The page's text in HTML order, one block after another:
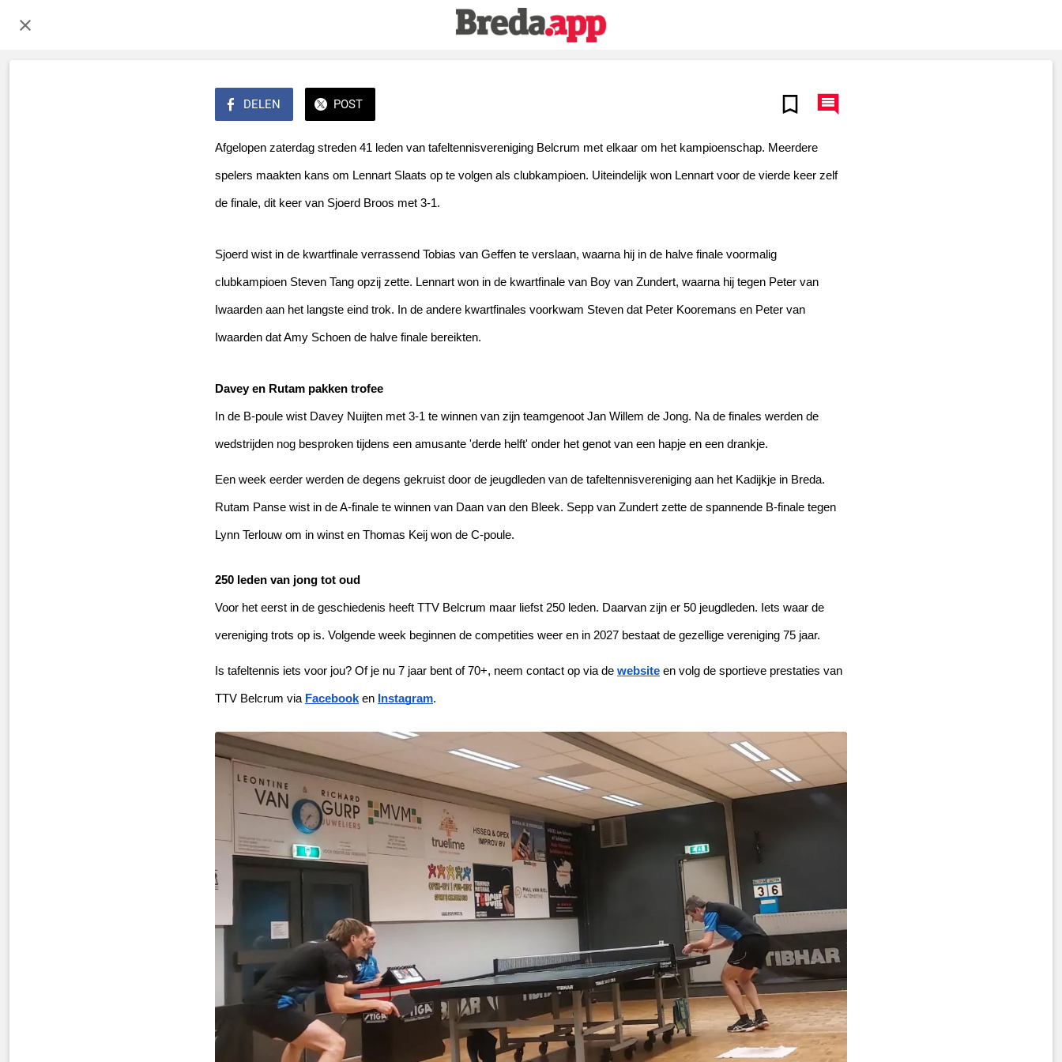
DELEN POST
Afgelopen zaterdag streden 41 leden van tafeltennisvereniging Belcrum met elkaar om het kampioenschap. Meerdere
spelers maakten kans om Lennart Slaats op te volgen als clubkampioen. Uiteindelijk won Lennart voor de vierde keer zelf
de finale, dit keer van Sjoerd Broos met 3-1.
Sjoerd wist in de kwartfinale verrassend Tobias van Geffen te verslaan, waarna hij in de halve finale voormalig
clubkampioen Steven Tang opzij zette. Lennart won in de kwartfinale van Boy van Zundert, waarna hij tegen Peter van
Iwaarden aan het langste eind trok. In de andere kwartfinales voorkwam Steven dat Peter Kooremans en Peter van
Iwaarden dat Amy Schoen de halve finale bereikten.
Davey en Rutam pakken trofee
In de B-poule wist Davey Nuijten met 3-1 te winnen van zijn teamgenoot Jan Willem de Jong. Na de finales werden de
wedstrijden nog besproken tijdens een amusante 'derde helft' onder het genot van een hapje en een drankje.
Een week eerder werden de degens gekruist door de jeugdleden van de tafeltennisvereniging aan het Kadijkje in Breda.
Rutam Panse wist in de A-finale te winnen van Daan van den Bleek. Sepp van Zundert zette de spannende B-finale tegen
Lynn Terlouw om in winst en Thomas Keij won de C-poule.
250 leden van jong tot oud
Voor het eerst in de geschiedenis heeft TTV Belcrum maar liefst 250 leden. Daarvan zijn er 50 jeugdleden. Iets waar de
vereniging trots op is. Volgende week beginnen de competities weer en in 2027 bestaat de gezellige vereniging 75 jaar.
Is tafeltennis iets voor jou? Of je nu 7 jaar bent of 70+, neem contact op via de website en volg de sportieve prestaties van
TTV Belcrum via Facebook en Instagram.